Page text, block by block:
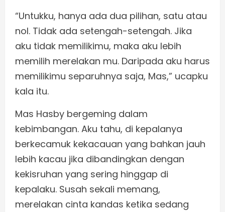
“Untukku, hanya ada dua pilihan, satu atau
nol. Tidak ada setengah-setengah. Jika
aku tidak memilikimu, maka aku lebih
memilih merelakan mu. Daripada aku harus
memilikimu separuhnya saja, Mas,” ucapku
kala itu.
Mas Hasby bergeming dalam
kebimbangan. Aku tahu, di kepalanya
berkecamuk kekacauan yang bahkan jauh
lebih kacau jika dibandingkan dengan
kekisruhan yang sering hinggap di
kepalaku. Susah sekali memang,
merelakan cinta kandas ketika sedang